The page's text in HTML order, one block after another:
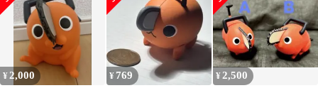
¥ 2,000 ¥ 769 ¥ 2,500